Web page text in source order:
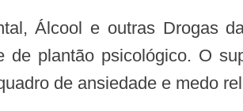
de plantão psicológico. O
de ansiedade e medo